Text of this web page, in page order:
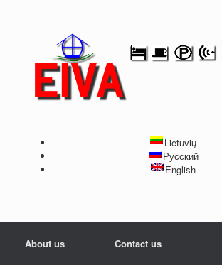
Lietuvių
Русский
English
About us Contact us